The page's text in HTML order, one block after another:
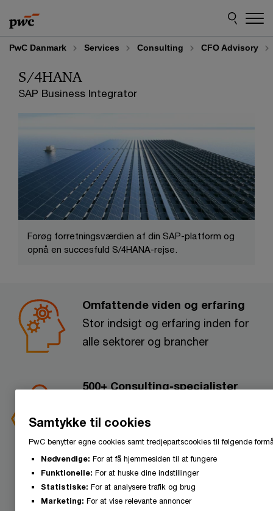
to
content
to
footer
PwC Danmark Services Consulting CFO Advisory
SAP Business Integrator
S/4HANA
Forøg forretningsværdien af din SAP-platform og
opnå en succesfuld S/4HANA-rejse.
Omfattende viden og erfaring
Stor indsigt og erfaring inden for
alle sektorer og brancher
500+ Consulting-specialister
jeres behov og interesser
Globalt netværk, lokal ekspertise
Internationalt netværk med lokal
forståelse og ekspertise
Samtykke til cookies
PwC benytter egne cookies samt tredjepartscookies til følgende
Nødvendige: For at få hjemmesiden til at fungere
Funktionelle: For at huske dine indstillinger
Statistiske: For at analysere trafik og brug
Marketing: For at vise relevante annoncer